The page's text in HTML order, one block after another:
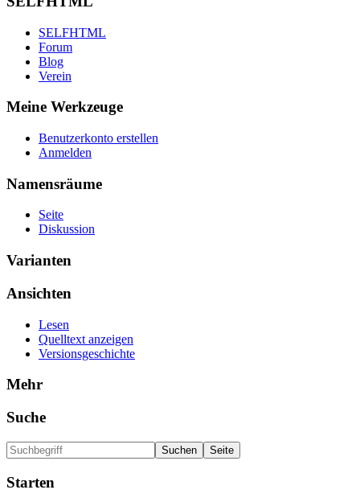
SELFHTML
Forum
Blog
Verein
Meine Werkzeuge
Benutzerkonto erstellen
Anmelden
Namensräume
Seite
Diskussion
Varianten
Ansichten
Lesen
Quelltext anzeigen
Versionsgeschichte
Mehr
Suche
Starten